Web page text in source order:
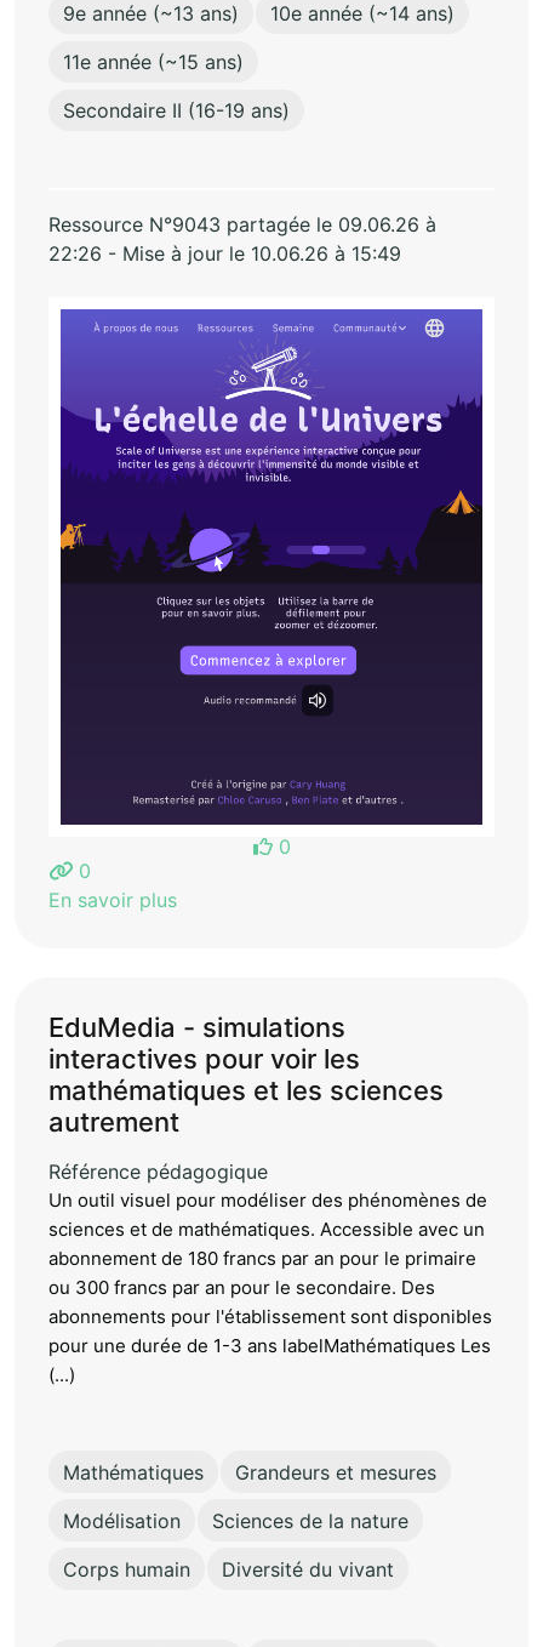
9e année (~13 ans)
10e année (~14 ans)
11e année (~15 ans)
Secondaire II (16-19 ans)
Ressource N°9043 partagée le 09.06.26 à
22:26 - Mise à jour le 10.06.26 à 15:49
0
0
En savoir plus
EduMedia - simulations
interactives pour voir les
mathématiques et les sciences
autrement
Référence pédagogique
Un outil visuel pour modéliser des phénomènes de
sciences et de mathématiques. Accessible avec un
abonnement de 180 francs par an pour le primaire
ou 300 francs par an pour le secondaire. Des
abonnements pour l'établissement sont disponibles
pour une durée de 1-3 ans labelMathématiques Les
(...)
Mathématiques
Grandeurs et mesures
Modélisation
Sciences de la nature
Corps humain
Diversité du vivant